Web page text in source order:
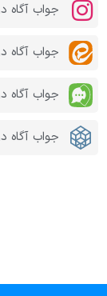
جواب آگاه
جواب آگاه
جواب آگاه
جواب آگاه